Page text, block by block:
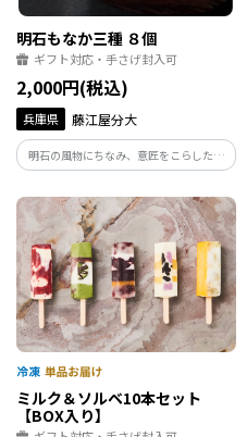
明石もなか三種 ８個
ギフト対応・手さげ封入可
2,000円(税込)
兵庫県 藤江屋分大
明石の風物にちなみ、意匠をこらした三
種の最中の詰め合わせです。 鯛もなか
（こしあん）、蛸つぼ（粒あん）、たん
ざく（抹茶あん）。 ユニークで愛らしい
かたちと、豊かな風味がご好評をいただ
いております。
ミルク＆ソルベ10本セット
【BOX入り】